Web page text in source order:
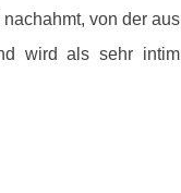
von der aus
wird als sehr intim